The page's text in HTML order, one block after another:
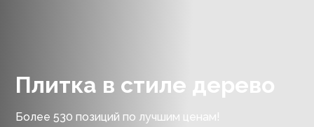
Плитка в стиле дерево
Более 530 позиций по лучшим ценам!